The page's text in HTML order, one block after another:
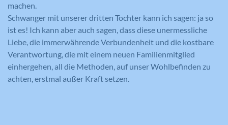
machen.
Schwanger mit unserer dritten Tochter kann ich sagen: ja so
ist es! Ich kann aber auch sagen, dass diese unermessliche
Liebe, die immerwährende Verbundenheit und die kostbare
Verantwortung, die mit einem neuen Familienmitglied
einhergehen, all die Methoden, auf unser Wohlbefinden zu
achten, erstmal außer Kraft setzen.